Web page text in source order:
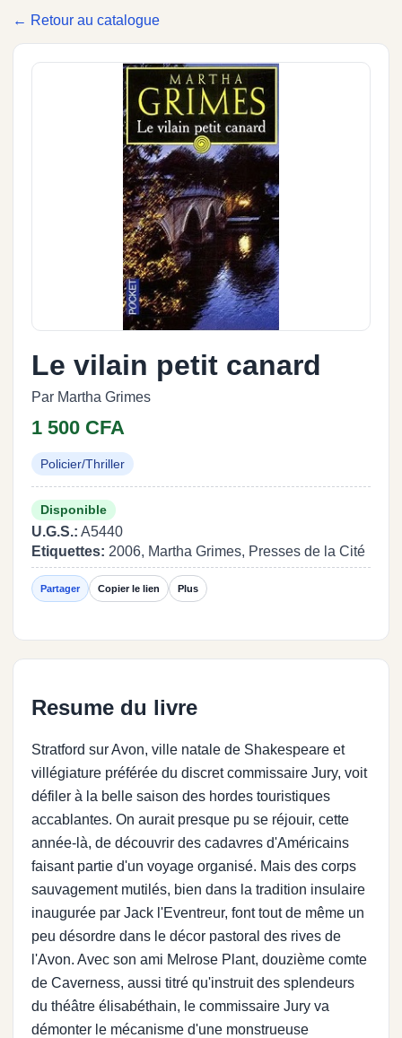
← Retour au catalogue
Le vilain petit canard
Par Martha Grimes
1 500 CFA
Policier/Thriller
Disponible
U.G.S.: A5440
Etiquettes: 2006, Martha Grimes, Presses de la Cité
Partager Copier le lien Plus
Resume du livre
Stratford sur Avon, ville natale de Shakespeare et
villégiature préférée du discret commissaire Jury, voit
défiler à la belle saison des hordes touristiques
accablantes. On aurait presque pu se réjouir, cette
année-là, de découvrir des cadavres d'Américains
faisant partie d'un voyage organisé. Mais des corps
sauvagement mutilés, bien dans la tradition insulaire
inaugurée par Jack l'Eventreur, font tout de même un
peu désordre dans le décor pastoral des rives de
l'Avon. Avec son ami Melrose Plant, douzième comte
de Caverness, aussi titré qu'instruit des splendeurs
du théâtre élisabéthain, le commissaire Jury va
démonter le mécanisme d'une monstrueuse